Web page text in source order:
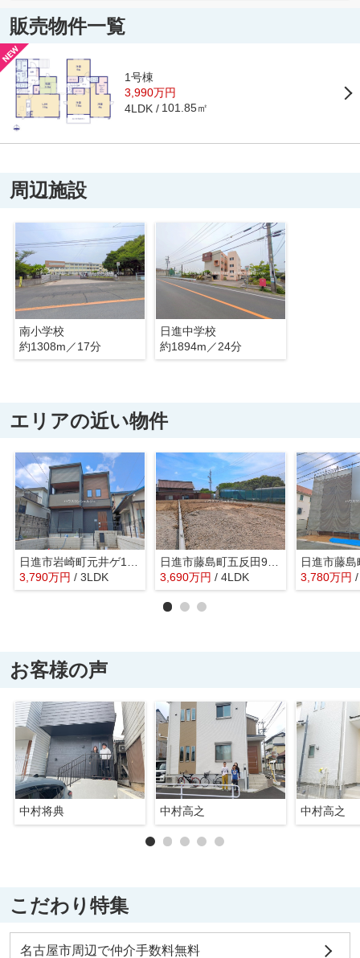
販売物件一覧
1号棟
3,990万円
4LDK 101.85㎡
周辺施設
南小学校
約1308m／17分
日進中学校
約1894m／24分
エリアの近い物件
3,790万円 / 3LDK
3,690万円 / 4LDK 3,780万円
お客様の声
中村将典 中村高之 中村高之
こだわり特集
名古屋市周辺で仲介手数料無料